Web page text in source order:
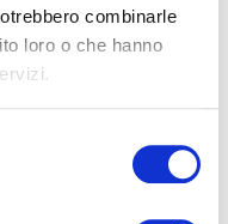
combinarle
loro o che hanno